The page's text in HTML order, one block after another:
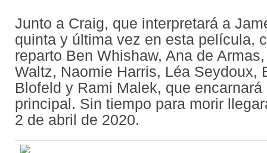
Junto a Craig, que interpretará a
quinta y última vez en esta película,
reparto Ben Whishaw, Ana de
Waltz, Naomie Harris, Léa Seydoux,
Blofeld y Rami Malek, que
principal. Sin tiempo para morir
2 de abril de 2020.